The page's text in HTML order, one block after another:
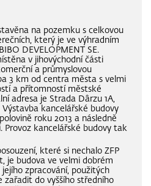
na pozemku s celkovou
který je ve výhradním
DEVELOPMENT SE.
v jihovýchodní části
a průmyslovou
3 km od centra města s velmi
a přítomností městské
adresa je Strada Dârzu 1A,
Výstavba kancelářské budovy
roku 2013 a následně
Provoz kancelářské budovy tak
které si nechalo ZFP
je budova ve velmi dobrém
zpracování, použitých
zařadit do vyššího středního